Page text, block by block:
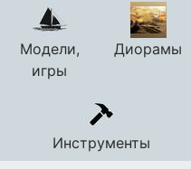
Модели,
игры
Диорамы
Инструменты